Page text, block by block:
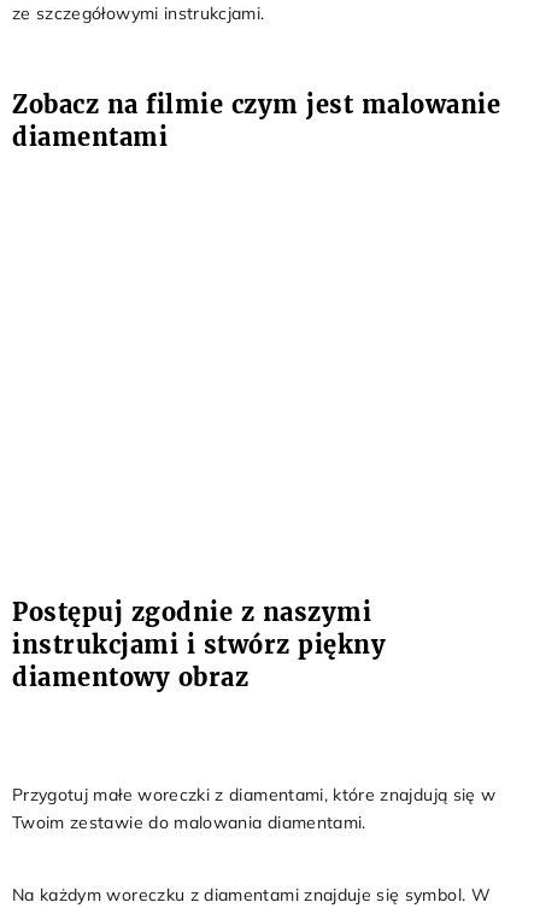
ze szczegółowymi instrukcjami.
Zobacz na filmie czym jest malowanie
diamentami
Postępuj zgodnie z naszymi
instrukcjami i stwórz piękny
diamentowy obraz
Przygotuj małe woreczki z diamentami, które znajdują się w
Twoim zestawie do malowania diamentami.
Na każdym woreczku z diamentami znajduje się symbol. W